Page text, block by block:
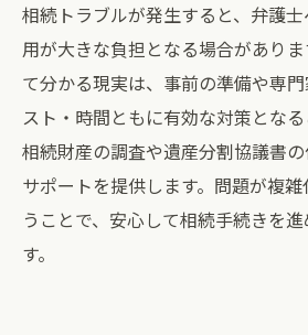
相続トラブルが発生すると、弁護
用が大きな負担となる場合があり
て分かる現実は、事前の準備や専
スト・時間ともに有効な対策とな
相続財産の調査や遺産分割協議書
サポートを提供します。問題が複
うことで、安心して相続手続きを
す。